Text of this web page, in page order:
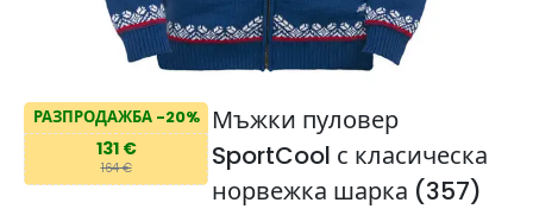
РАЗПРОДАЖБА -20%
131 €
164 €
Мъжки пуловер
SportCool с класическа
норвежка шарка (357)